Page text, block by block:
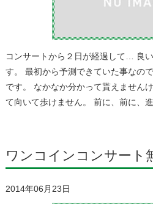
コンサートから２日が経過して… 良
す。 最初から予測できていた事なの
です。 なかなか分かって貰えません
て向いて歩けません。 前に、前に、進
ワンコインコンサート
2014年06月23日